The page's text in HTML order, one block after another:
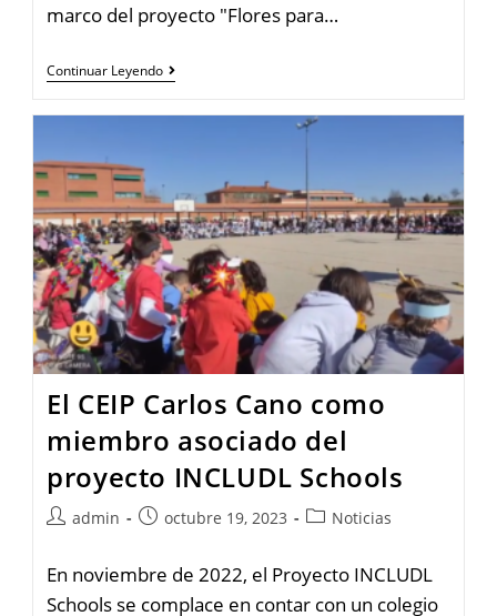
marco del proyecto "Flores para…
Continuar Leyendo
El CEIP Carlos Cano como
miembro asociado del
proyecto INCLUDL Schools
admin octubre 19, 2023 Noticias
En noviembre de 2022, el Proyecto INCLUDL
Schools se complace en contar con un colegio